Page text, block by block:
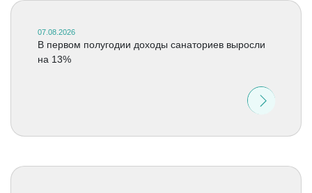
07.08.2026
В первом полугодии доходы санаториев выросли
на 13%